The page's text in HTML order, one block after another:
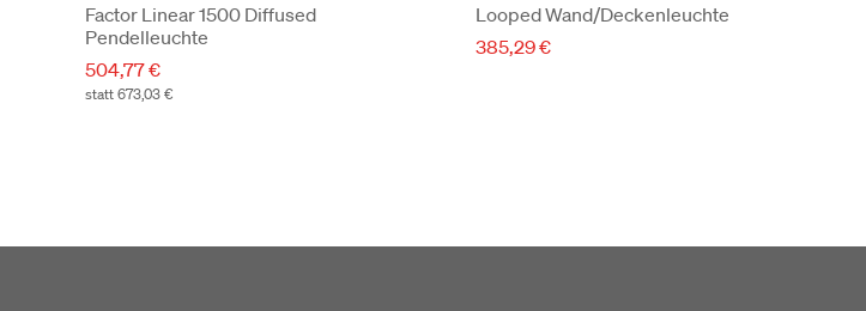
Factor Linear 1500 Diffused
Pendelleuchte
504,77 €
statt 673,03 €
Looped Wand/Deckenleuchte
385,29 €